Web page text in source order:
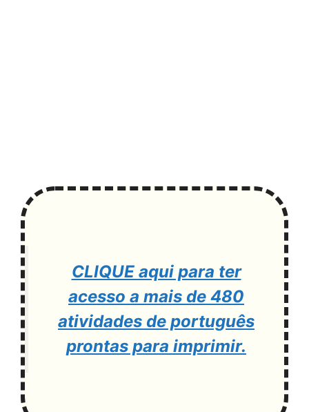
CLIQUE aqui para ter
acesso a mais de 480
atividades de português
prontas para imprimir.